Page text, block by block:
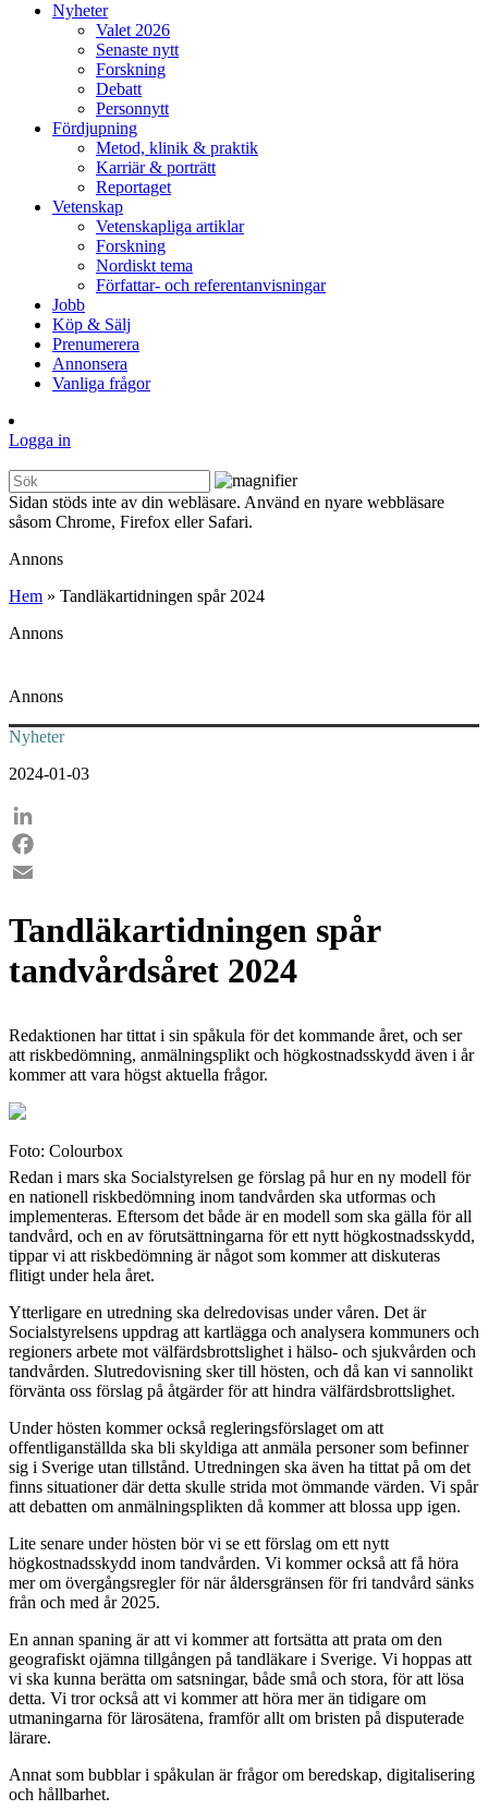
Nyheter
Valet 2026
Senaste nytt
Forskning
Debatt
Personnytt
Fördjupning
Metod, klinik & praktik
Karriär & porträtt
Reportaget
Vetenskap
Vetenskapliga artiklar
Forskning
Nordiskt tema
Författar- och referentanvisningar
Jobb
Köp & Sälj
Prenumerera
Annonsera
Vanliga frågor
Logga in
Sidan stöds inte av din webläsare. Använd en nyare webbläsare
såsom Chrome, Firefox eller Safari.
Annons
Hem » Tandläkartidningen spår 2024
Annons
Annons
Nyheter
2024-01-03
LinkedIn
Facebook
Tandläkartidningen spår
tandvårdsåret 2024
Redaktionen har tittat i sin spåkula för det kommande året, och ser
att riskbedömning, anmälningsplikt och högkostnadsskydd även i år
kommer att vara högst aktuella frågor.
Foto: Colourbox
Redan i mars ska Socialstyrelsen ge förslag på hur en ny modell för
en nationell riskbedömning inom tandvården ska utformas och
implementeras. Eftersom det både är en modell som ska gälla för all
tandvård, och en av förutsättningarna för ett nytt högkostnadsskydd,
tippar vi att riskbedömning är något som kommer att diskuteras
flitigt under hela året.
Ytterligare en utredning ska delredovisas under våren. Det är
Socialstyrelsens uppdrag att kartlägga och analysera kommuners och
regioners arbete mot välfärdsbrottslighet i hälso- och sjukvården och
tandvården. Slutredovisning sker till hösten, och då kan vi sannolikt
förvänta oss förslag på åtgärder för att hindra välfärdsbrottslighet.
Under hösten kommer också regleringsförslaget om att
offentliganställda ska bli skyldiga att anmäla personer som befinner
sig i Sverige utan tillstånd. Utredningen ska även ha tittat på om det
finns situationer där detta skulle strida mot ömmande värden. Vi spår
att debatten om anmälningsplikten då kommer att blossa upp igen.
Lite senare under hösten bör vi se ett förslag om ett nytt
högkostnadsskydd inom tandvården. Vi kommer också att få höra
mer om övergångsregler för när åldersgränsen för fri tandvård sänks
från och med år 2025.
En annan spaning är att vi kommer att fortsätta att prata om den
geografiskt ojämna tillgången på tandläkare i Sverige. Vi hoppas att
vi ska kunna berätta om satsningar, både små och stora, för att lösa
detta. Vi tror också att vi kommer att höra mer än tidigare om
utmaningarna för lärosätena, framför allt om bristen på disputerade
lärare.
Annat som bubblar i spåkulan är frågor om beredskap, digitalisering
och hållbarhet.